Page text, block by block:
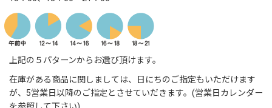
上記の５パターンからお選び頂けます。
在庫がある商品に関しましては、日にちのご指定もいただけます
が、5営業日以降のご指定とさせていだきます。(営業日カレンダー